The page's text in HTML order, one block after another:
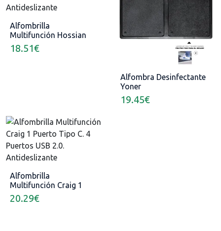
Alfombrilla
Multifunción Hossian
Plegable. Cargador
Inalámbrico 15W.
18.51€
Alfombra Desinfectante
Yoner
19.45€
Alfombrilla
Multifunción Craig 1
Puerto Tipo C. 4
Puertos USB 2.0.
20.29€